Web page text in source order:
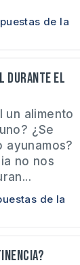
de la
durante el
un alimento
¿Se
ayunamos?
no nos
de la